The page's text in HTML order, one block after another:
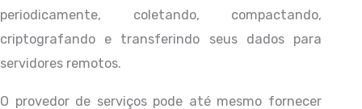
periodicamente, coletando, compactando,
criptografando e transferindo seus dados para
servidores remotos.
O provedor de serviços pode até mesmo fornecer